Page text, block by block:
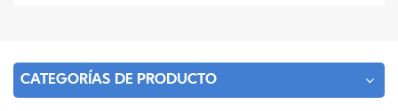
CATEGORÍAS DE PRODUCTO